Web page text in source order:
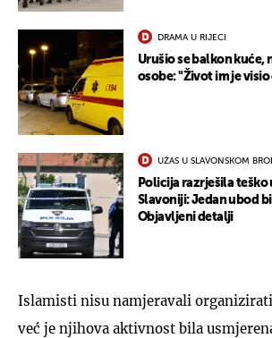
DRAMA U RIJECI
Urušio se balkon kuće,
osobe: "Život im je
UŽAS U SLAVONSKOM
Policija razrješila teško
Slavoniji: Jedan ubod
Objavljeni detalji
Islamisti nisu namjeravali
već je njihova aktivnost bila